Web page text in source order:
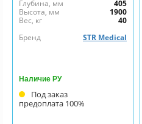
Глубина, мм
405
Высота, мм
1900
Вес, кг
40
Бренд
STR Medical
Наличие РУ
Под заказ
предоплата 100%